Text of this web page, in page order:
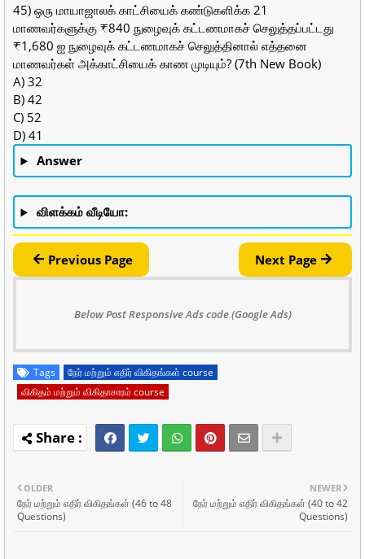
45) ஒரு மாயாஜாலக் காட்சியைக் கண்டுகளிக்க 21
மாணவர்களுக்கு ₹840 நுழைவுக் கட்டணமாகச் செலுத்தப்பட்டது
₹1,680 ஐ நுழைவுக் கட்டணமாகச் செலுத்தினால் எத்தனை
மாணவர்கள் அக்காட்சியைக் காண முடியும்? (7th New Book)
A) 32
B) 42
C) 52
D) 41
Answer
விளக்கம் வீடியோ:
Previous Page Next Page
Below Post Responsive Ads code (Google Ads)
Tags
நேர் மற்றும் எதிர் விகிதங்கள் course
விகிதம் மற்றும் விகிதாசாரம் course
NEWER
நேர் மற்றும் எதிர் விகிதங்கள் (40 to 42
Questions)
OLDER
நேர் மற்றும் எதிர் விகிதங்கள் (46 to 48
Questions)